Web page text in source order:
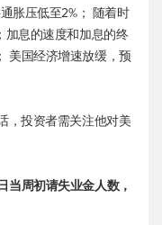
胀压低至2%； 随着时
加息的速度和加息的终
美国经济增速放缓，预
，投资者需关注他对美
当周初请失业金人数，